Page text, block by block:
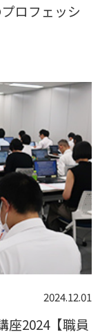
ロフェッシ
2024.12.01
座2024【職員